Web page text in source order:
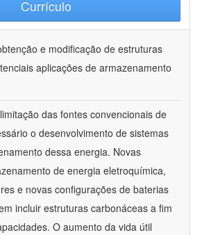
Currículo
e modificação de estruturas
aplicações de armazenamento
das fontes convencionais de
o desenvolvimento de sistemas
dessa energia. Novas
de energia eletroquímica,
e novas configurações de baterias
incluir estruturas carbonáceas a fim
O aumento da vida útil